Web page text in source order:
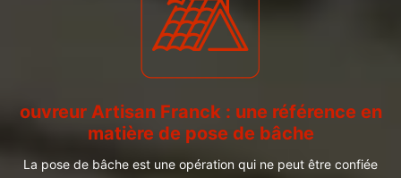
ouvreur Artisan Franck : une référence en
matière de pose de bâche
La pose de bâche est une opération qui ne peut être confiée